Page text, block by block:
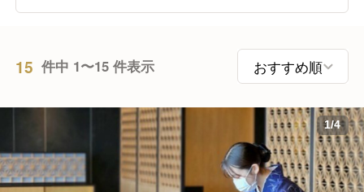
15 件中 1〜15 件表示
1/4